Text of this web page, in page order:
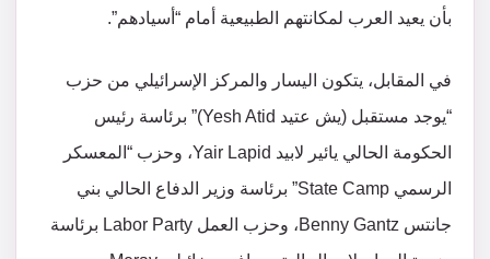
بأن يعيد العرب لمكانتهم الطبيعية أمام “أسيادهم”.
في المقابل، يتكون اليسار والمركز الإسرائيلي من حزب
“يوجد مستقبل (يش عتيد Yesh Atid)” برئاسة رئيس
الحكومة الحالي يائير لابيد Yair Lapid، وحزب “المعسكر
الرسمي State Camp” برئاسة وزير الدفاع الحالي بني
جانتس Benny Gantz، وحزب العمل Labor Party برئاسة